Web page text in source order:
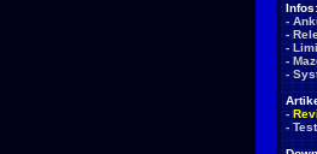
Infos:
-
-
-
-
-
-
-